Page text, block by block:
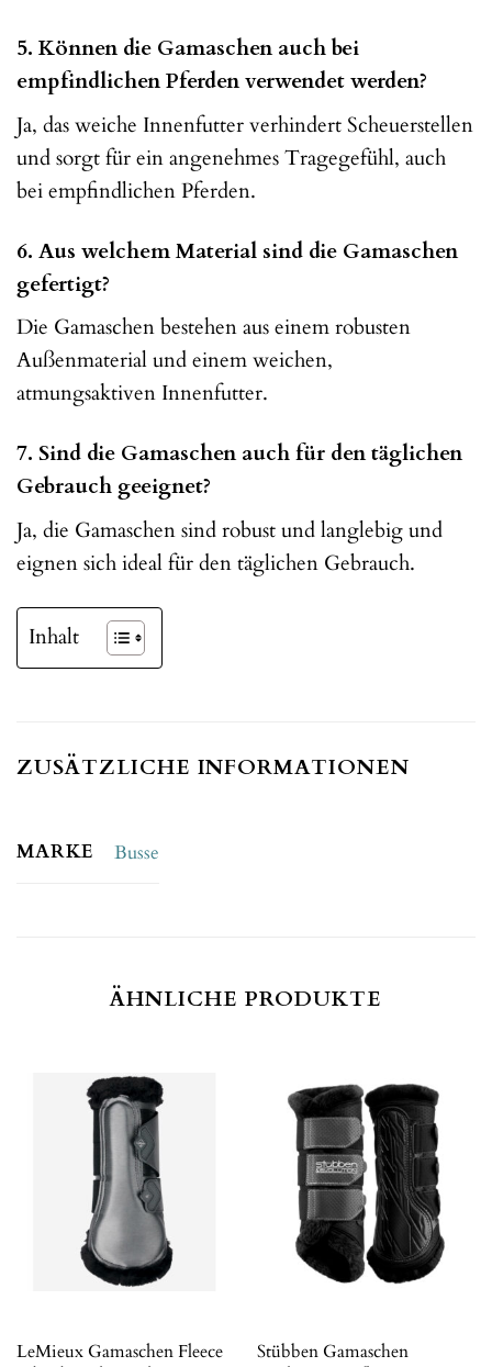
5. Können die Gamaschen auch bei
empfindlichen Pferden verwendet werden?
Ja, das weiche Innenfutter verhindert Scheuerstellen
und sorgt für ein angenehmes Tragegefühl, auch
bei empfindlichen Pferden.
6. Aus welchem Material sind die Gamaschen
gefertigt?
Die Gamaschen bestehen aus einem robusten
Außenmaterial und einem weichen,
atmungsaktiven Innenfutter.
7. Sind die Gamaschen auch für den täglichen
Gebrauch geeignet?
Ja, die Gamaschen sind robust und langlebig und
eignen sich ideal für den täglichen Gebrauch.
Inhalt
ZUSÄTZLICHE INFORMATIONEN
MARKE Busse
ÄHNLICHE PRODUKTE
LeMieux Gamaschen Fleece
Stübben Gamaschen